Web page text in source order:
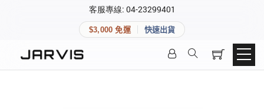
客服專線: 04-23299401
$3,000 免運 快速出貨
快速連結
登入後可查看訂單、會員資料與收藏清單。